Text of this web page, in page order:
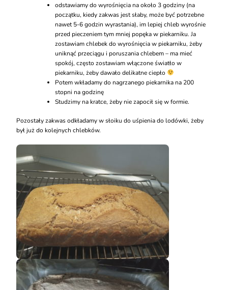
odstawiamy do wyrośnięcia na około 3 godziny (na
początku, kiedy zakwas jest słaby, może być potrzebne
nawet 5-6 godzin wyrastania), im lepiej chleb wyrośnie
przed pieczeniem tym mniej popęka w piekarniku. Ja
zostawiam chlebek do wyrośnięcia w piekarniku, żeby
uniknąć przeciągu i poruszania chlebem – ma mieć
spokój, często zostawiam włączone światło w
piekarniku, żeby dawało delikatne ciepło
Potem wkładamy do nagrzanego piekarnika na 200
stopni na godzinę
Studzimy na kratce, żeby nie zapocił się w formie.
Pozostały zakwas odkładamy w słoiku do uśpienia do lodówki, żeby
był już do kolejnych chlebków.